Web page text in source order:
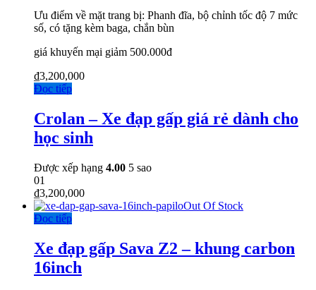
Ưu điểm về mặt trang bị: Phanh đĩa, bộ chỉnh tốc độ 7 mức
số, có tặng kèm baga, chắn bùn
giá khuyến mại giảm 500.000đ
₫3,200,000
Đọc tiếp
Crolan – Xe đạp gấp giá rẻ dành cho
học sinh
Được xếp hạng 4.00 5 sao
01
₫3,200,000
Out Of Stock
Đọc tiếp
Xe đạp gấp Sava Z2 – khung carbon
16inch